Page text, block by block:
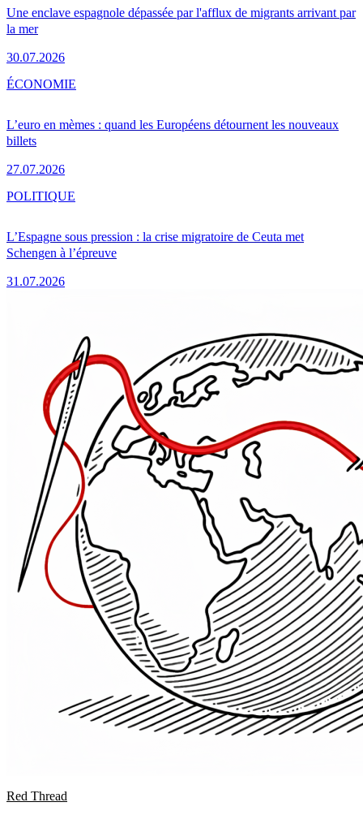
Une enclave espagnole dépassée par l'afflux de migrants arrivant par
la mer
30.07.2026
L’euro en mèmes : quand les Européens détournent les nouveaux
billets
27.07.2026
ÉCONOMIE
L’Espagne sous pression : la crise migratoire de Ceuta met
Schengen à l’épreuve
31.07.2026
POLITIQUE
Red Thread